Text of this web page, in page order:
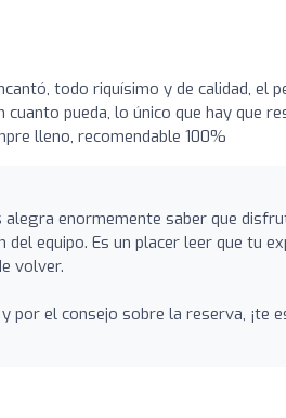
todo riquísimo y de calidad, el
pueda, lo único que hay que
lleno, recomendable 100%
enormemente saber que
equipo. Es un placer leer que tu
volver.
por el consejo sobre la reserva, ¡te